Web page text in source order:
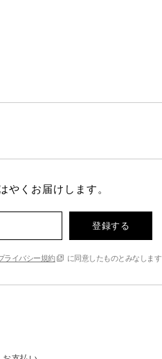
やくお届けします。
登録する
ライバシー規約 に同意したものとみなします